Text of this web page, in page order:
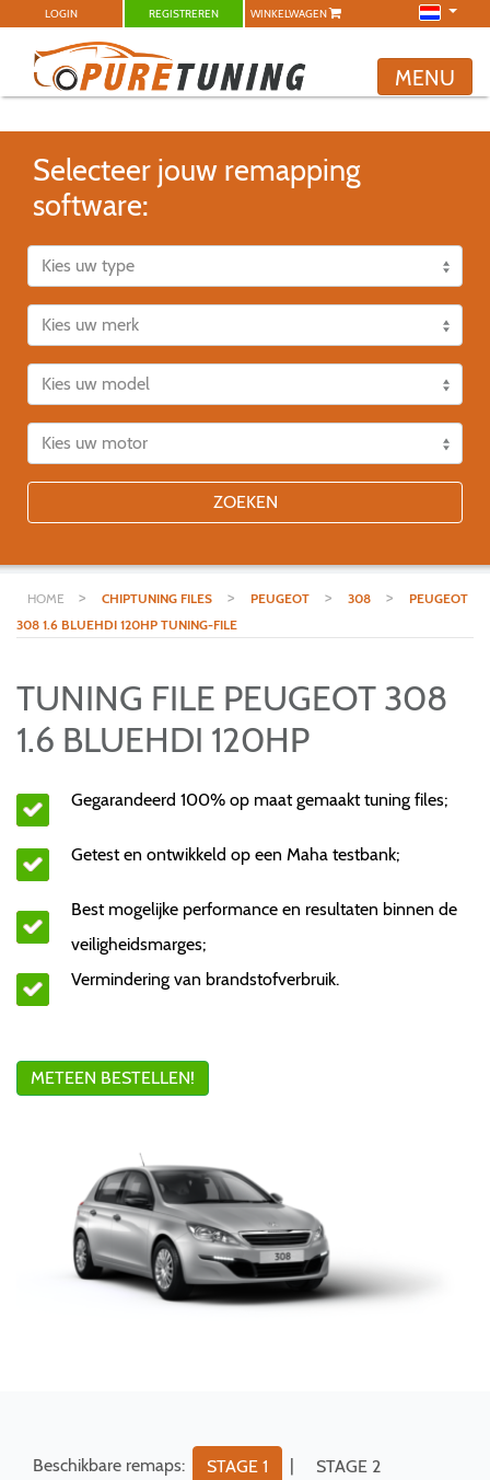
LOGIN REGISTREREN WINKELWAGEN
MENU
Selecteer jouw remapping
software:
ZOEKEN
HOME > CHIPTUNING FILES > PEUGEOT > 308 >
PEUGEOT
308 1.6 BLUEHDI 120HP TUNING-FILE
TUNING FILE PEUGEOT 308
1.6 BLUEHDI 120HP
Gegarandeerd 100% op maat gemaakt tuning files;
Getest en ontwikkeld op een Maha testbank;
Best mogelijke performance en resultaten binnen de
veiligheidsmarges;
Vermindering van brandstofverbruik.
METEEN BESTELLEN!
Beschikbare remaps: STAGE 1 | STAGE 2